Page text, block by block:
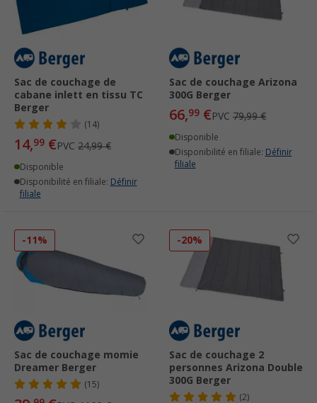
Sac de couchage de
cabane inlett en tissu TC
Berger
(14)
14,99 €PVC 24,99 €
Disponible
Disponibilité en filiale: Définir
filiale
Sac de couchage Arizona
300G Berger
66,99 €PVC 79,99 €
Disponible
Disponibilité en filiale: Définir
filiale
-11%
Sac de couchage momie
Dreamer Berger
(15)
-20%
Sac de couchage 2
personnes Arizona Double
300G Berger
(2)